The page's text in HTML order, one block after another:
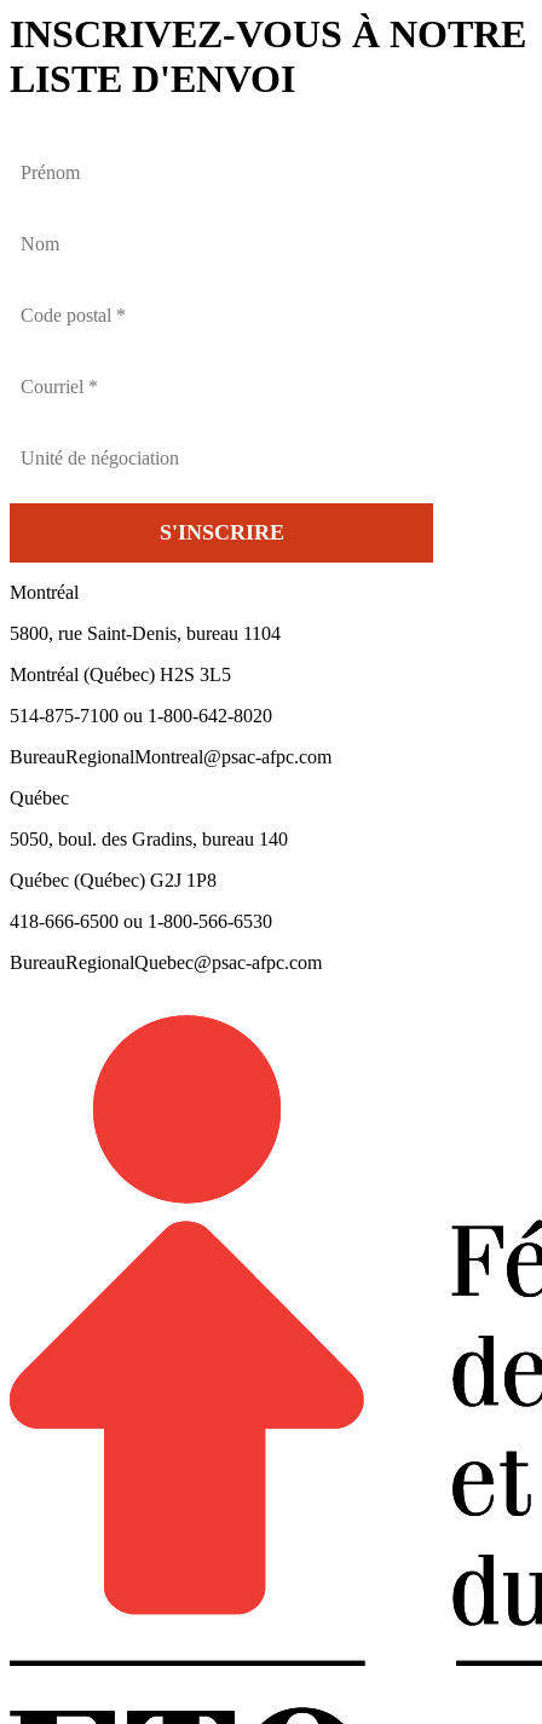
INSCRIVEZ-VOUS À NOTRE
LISTE D'ENVOI
Montréal
5800, rue Saint-Denis, bureau 1104
Montréal (Québec) H2S 3L5
514-875-7100 ou 1-800-642-8020
BureauRegionalMontreal@psac-afpc.com
Québec
5050, boul. des Gradins, bureau 140
Québec (Québec) G2J 1P8
418-666-6500 ou 1-800-566-6530
BureauRegionalQuebec@psac-afpc.com